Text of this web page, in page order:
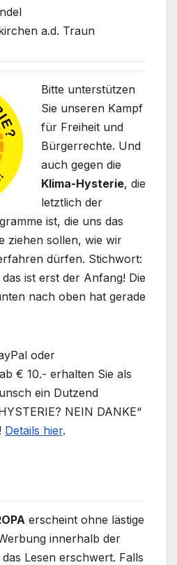
a.d. Traun
Bitte unterstützen
Sie unseren Kampf
für Freiheit und
Bürgerrechte. Und
auch gegen die
Klima-Hysterie, die
letztlich der
ist, die uns das
ziehen sollen, wie wir
dürfen. Stichwort:
ist erst der Anfang! Die
nach oben hat gerade
oder
€ 10.- erhalten Sie als
ein Dutzend
NEIN DANKE“
Details hier.
erscheint ohne lästige
innerhalb der
Lesen erschwert. Falls